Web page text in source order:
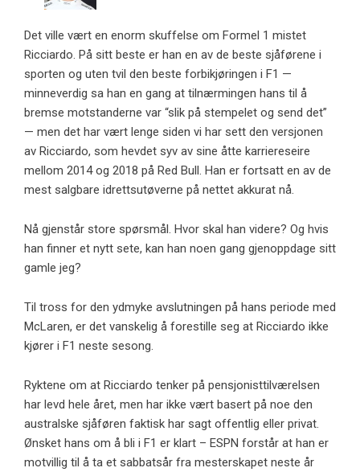
Det ville vært en enorm skuffelse om Formel 1 mistet
Ricciardo. På sitt beste er han en av de beste sjåførene i
sporten og uten tvil den beste forbikjøringen i F1 —
minneverdig sa han en gang at tilnærmingen hans til å
bremse motstanderne var “slik på stempelet og send det”
— men det har vært lenge siden vi har sett den versjonen
av Ricciardo, som hevdet syv av sine åtte karriereseire
mellom 2014 og 2018 på Red Bull. Han er fortsatt en av de
mest salgbare idrettsutøverne på nettet akkurat nå.
Nå gjenstår store spørsmål. Hvor skal han videre? Og hvis
han finner et nytt sete, kan han noen gang gjenoppdage sitt
gamle jeg?
Til tross for den ydmyke avslutningen på hans periode med
McLaren, er det vanskelig å forestille seg at Ricciardo ikke
kjører i F1 neste sesong.
Ryktene om at Ricciardo tenker på pensjonisttilværelsen
har levd hele året, men har ikke vært basert på noe den
australske sjåføren faktisk har sagt offentlig eller privat.
Ønsket hans om å bli i F1 er klart – ESPN forstår at han er
motvillig til å ta et sabbatsår fra mesterskapet neste år